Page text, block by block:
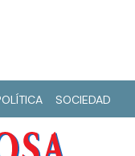
SOCIEDAD